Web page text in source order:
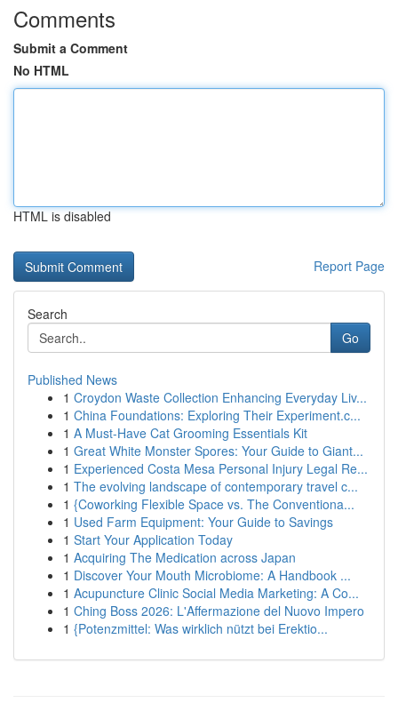
Comments
Submit a Comment
No HTML
HTML is disabled
Report Page
Search
Go
Published News
1 Croydon Waste Collection Enhancing Everyday Liv...
1 China Foundations: Exploring Their Experiment.c...
1 A Must-Have Cat Grooming Essentials Kit
1 Great White Monster Spores: Your Guide to Giant...
1 Experienced Costa Mesa Personal Injury Legal Re...
1 The evolving landscape of contemporary travel c...
1 {Coworking Flexible Space vs. The Conventiona...
1 Used Farm Equipment: Your Guide to Savings
1 Start Your Application Today
1 Acquiring The Medication across Japan
1 Discover Your Mouth Microbiome: A Handbook ...
1 Acupuncture Clinic Social Media Marketing: A Co...
1 Ching Boss 2026: L'Affermazione del Nuovo Impero
1 {Potenzmittel: Was wirklich nützt bei Erektio...